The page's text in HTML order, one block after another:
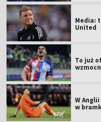
Media:
United
To już
W
w